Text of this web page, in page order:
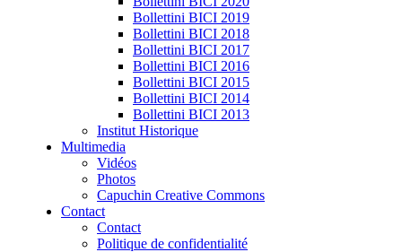
Bollettini BICI 2019
Bollettini BICI 2018
Bollettini BICI 2017
Bollettini BICI 2016
Bollettini BICI 2015
Bollettini BICI 2014
Bollettini BICI 2013
Institut Historique
Multimedia
Vidéos
Photos
Capuchin Creative Commons
Contact
Contact
Politique de confidentialité